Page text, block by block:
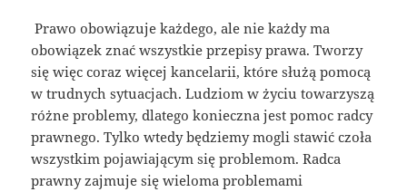
Prawo obowiązuje każdego, ale nie każdy ma
obowiązek znać wszystkie przepisy prawa. Tworzy
się więc coraz więcej kancelarii, które służą pomocą
w trudnych sytuacjach. Ludziom w życiu towarzyszą
różne problemy, dlatego konieczna jest pomoc radcy
prawnego. Tylko wtedy będziemy mogli stawić czoła
wszystkim pojawiającym się problemom. Radca
prawny zajmuje się wieloma problemami